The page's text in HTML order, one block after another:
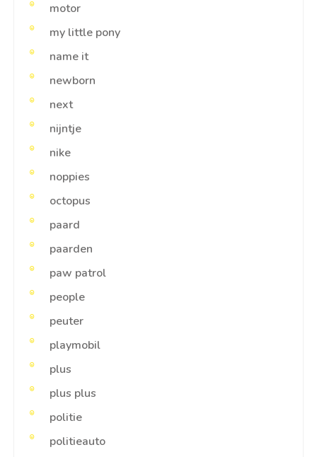
motor
my little pony
name it
newborn
next
nijntje
nike
noppies
octopus
paard
paarden
paw patrol
people
peuter
playmobil
plus
plus plus
politie
politieauto